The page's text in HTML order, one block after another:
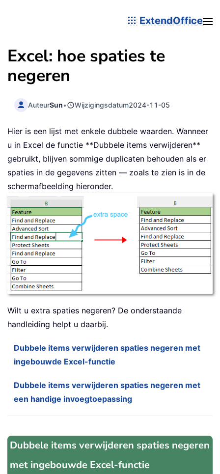
ExtendOffice
Excel: hoe spaties te
negeren
AuteurSun• Wijzigingsdatum2024-11-05
Hier is een lijst met enkele dubbele waarden. Wanneer
u in Excel de functie **Dubbele items verwijderen**
gebruikt, blijven sommige duplicaten behouden als er
spaties in de gegevens zitten — zoals te zien is in de
schermafbeelding hieronder.
Wilt u extra spaties negeren? De onderstaande
handleiding helpt u daarbij.
Dubbele items verwijderen spaties negeren met
ingebouwde Excel-functie
Dubbele items verwijderen spaties negeren met
een handige invoegtoepassing
Dubbele items verwijderen spaties negeren
met ingebouwde Excel-functie